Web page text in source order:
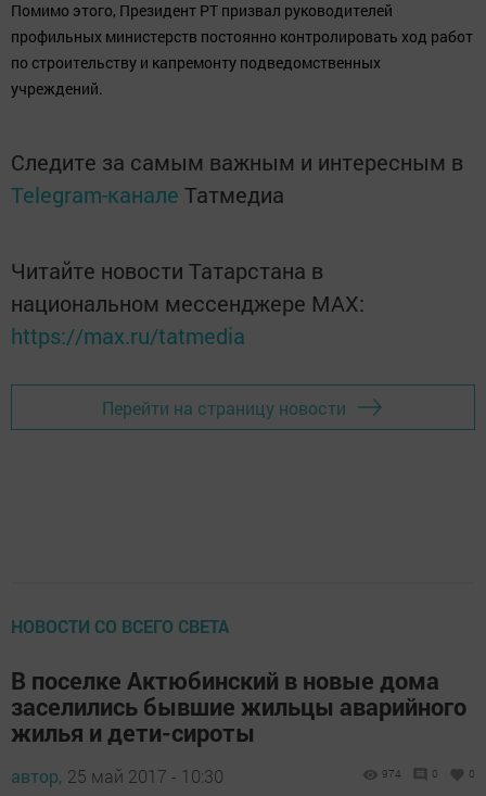
Помимо этого, Президент РТ призвал руководителей
профильных министерств постоянно контролировать ход работ
по строительству и капремонту подведомственных
учреждений.
Следите за самым важным и интересным в
Telegram-канале Татмедиа
Читайте новости Татарстана в
национальном мессенджере MАХ:
https://max.ru/tatmedia
Перейти на страницу новости
НОВОСТИ СО ВСЕГО СВЕТА
В поселке Актюбинский в новые дома
заселились бывшие жильцы аварийного
жилья и дети-сироты
автор, 25 май 2017 - 10:30 974 0 0